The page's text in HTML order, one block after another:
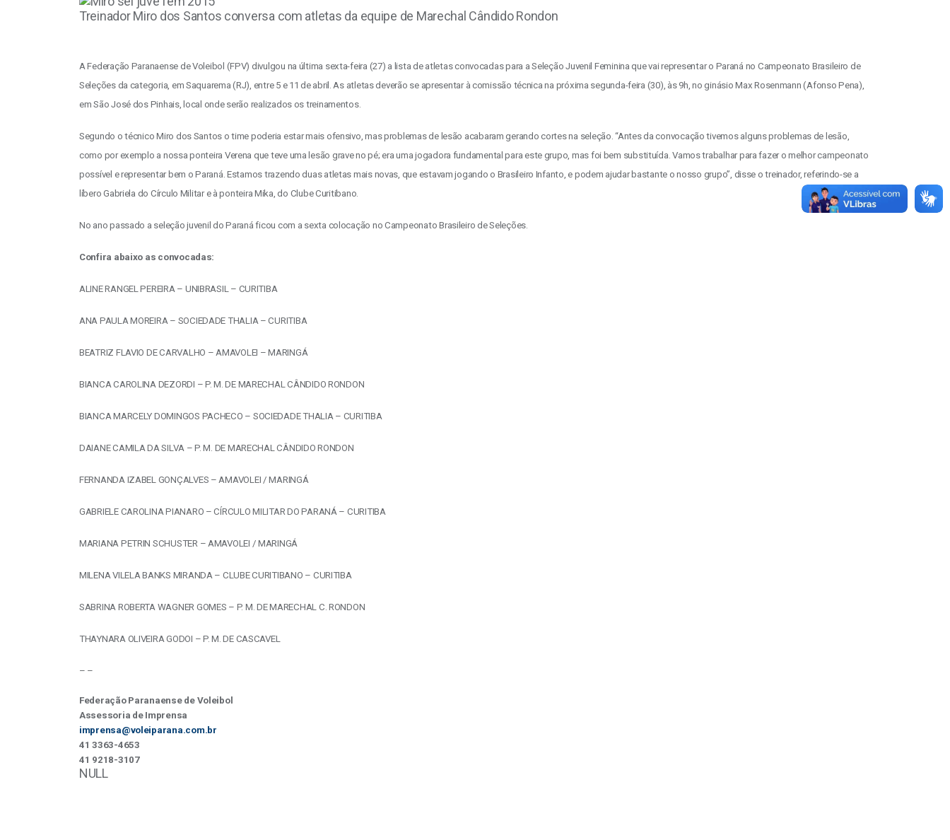
Treinador Miro dos Santos conversa com atletas da equipe de Marechal Cândido Rondon
A Federação Paranaense de Voleibol (FPV) divulgou na última sexta-feira (27) a lista de atletas convocadas para a Seleção Juvenil Feminina que vai representar o Paraná no Campeonato Brasileiro de
Seleções da categoria, em Saquarema (RJ), entre 5 e 11 de abril. As atletas deverão se apresentar à comissão técnica na próxima segunda-feira (30), às 9h, no ginásio Max Rosenmann (Afonso Pena),
em São José dos Pinhais, local onde serão realizados os treinamentos.
Segundo o técnico Miro dos Santos o time poderia estar mais ofensivo, mas problemas de lesão acabaram gerando cortes na seleção. “Antes da convocação tivemos alguns problemas de lesão,
como por exemplo a nossa ponteira Verena que teve uma lesão grave no pé; era uma jogadora fundamental para este grupo, mas foi bem substituída. Vamos trabalhar para fazer o melhor campeonato
possível e representar bem o Paraná. Estamos trazendo duas atletas mais novas, que estavam jogando o Brasileiro Infanto, e podem ajudar bastante o nosso grupo”, disse o treinador, referindo-se a
líbero Gabriela do Círculo Militar e à ponteira Mika, do Clube Curitibano.
No ano passado a seleção juvenil do Paraná ficou com a sexta colocação no Campeonato Brasileiro de Seleções.
Confira abaixo as convocadas:
ALINE RANGEL PEREIRA – UNIBRASIL – CURITIBA
ANA PAULA MOREIRA – SOCIEDADE THALIA – CURITIBA
BEATRIZ FLAVIO DE CARVALHO – AMAVOLEI – MARINGÁ
BIANCA CAROLINA DEZORDI – P. M. DE MARECHAL CÂNDIDO RONDON
BIANCA MARCELY DOMINGOS PACHECO – SOCIEDADE THALIA – CURITIBA
DAIANE CAMILA DA SILVA – P. M. DE MARECHAL CÂNDIDO RONDON
FERNANDA IZABEL GONÇALVES – AMAVOLEI / MARINGÁ
GABRIELE CAROLINA PIANARO – CÍRCULO MILITAR DO PARANÁ – CURITIBA
MARIANA PETRIN SCHUSTER – AMAVOLEI / MARINGÁ
MILENA VILELA BANKS MIRANDA – CLUBE CURITIBANO – CURITIBA
SABRINA ROBERTA WAGNER GOMES – P. M. DE MARECHAL C. RONDON
THAYNARA OLIVEIRA GODOI – P. M. DE CASCAVEL
– –
Federação Paranaense de Voleibol
Assessoria de Imprensa
imprensa@voleiparana.com.br
41 3363-4653
41 9218-3107
NULL